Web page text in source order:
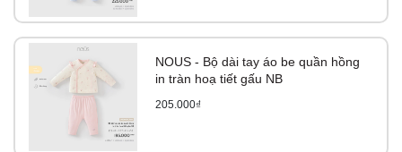
NOUS - Bộ dài tay áo be quần hồng
in tràn hoạ tiết gấu NB
205.000₫